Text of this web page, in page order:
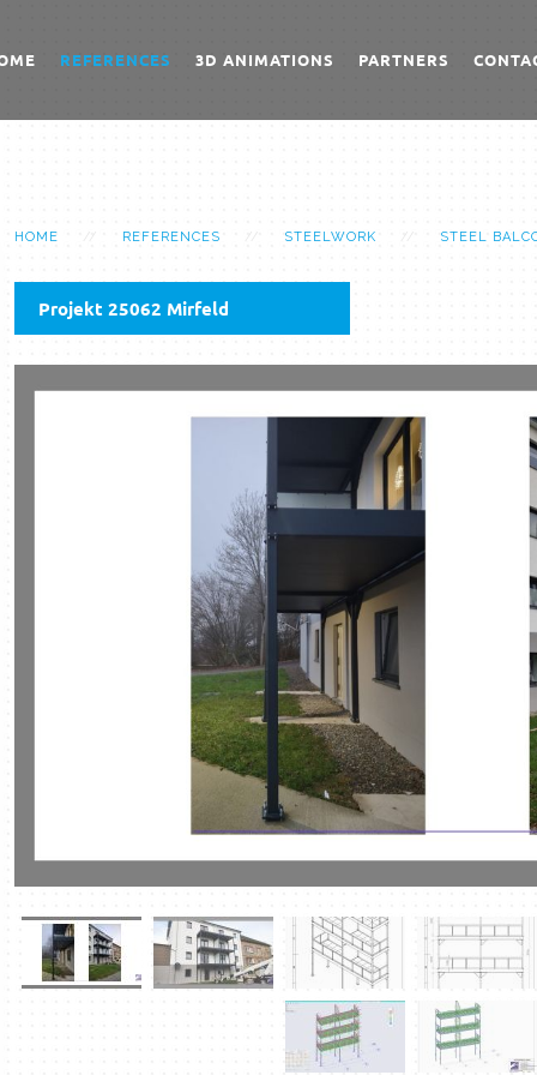
REFERENCES 3D ANIMATIONS PARTNERS
HOME REFERENCES STEELWORK STEEL
Projekt 25062 Mirfeld